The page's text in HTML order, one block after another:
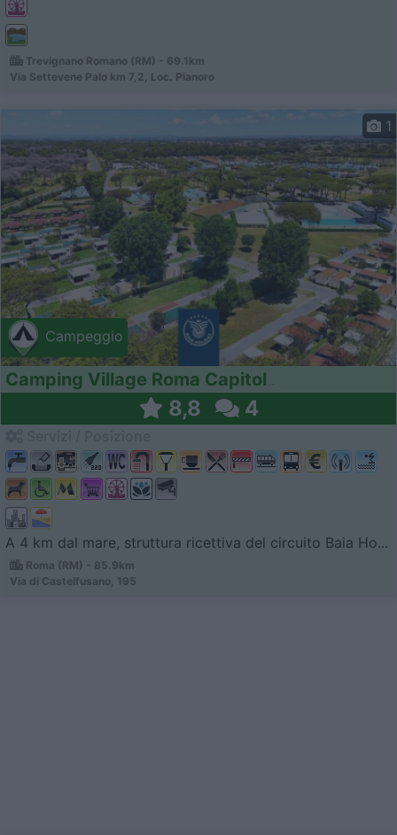
Trevignano Romano (RM) - 69.1km
Via Settevene Palo km 7,2, Loc. Pianoro
Campeggio
1
Camping Village Roma Capitol
8,8 4
A 4 km dal mare, struttura ricettiva del circuito Baia Ho...
Roma (RM) - 85.9km
Via di Castelfusano, 195